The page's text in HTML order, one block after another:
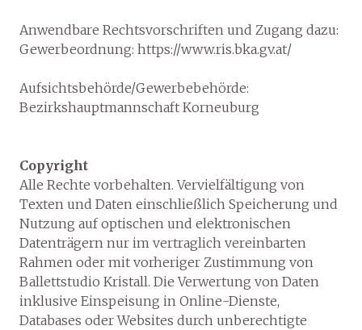
Anwendbare Rechtsvorschriften und Zugang dazu:
Gewerbeordnung: https://www.ris.bka.gv.at/
Aufsichtsbehörde/Gewerbebehörde:
Bezirkshauptmannschaft Korneuburg
Copyright
Alle Rechte vorbehalten. Vervielfältigung von
Texten und Daten einschließlich Speicherung und
Nutzung auf optischen und elektronischen
Datenträgern nur im vertraglich vereinbarten
Rahmen oder mit vorheriger Zustimmung von
Ballettstudio Kristall. Die Verwertung von Daten
inklusive Einspeisung in Online-Dienste,
Databases oder Websites durch unberechtigte